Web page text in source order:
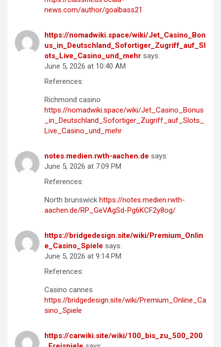
news.com/author/goalbass21
https://nomadwiki.space/wiki/Jet_Casino_Bon
us_in_Deutschland_Sofortiger_Zugriff_auf_Sl
ots_Live_Casino_und_mehr says:
June 5, 2026 at 10:40 AM
References:
Richmond casino
https://nomadwiki.space/wiki/Jet_Casino_Bonus
_in_Deutschland_Sofortiger_Zugriff_auf_Slots_
Live_Casino_und_mehr
notes.medien.rwth-aachen.de says:
June 5, 2026 at 7:09 PM
References:
North brunswick https://notes.medien.rwth-
aachen.de/RP_GeVAgSd-Pg6KCF2y8og/
https://bridgedesign.site/wiki/Premium_Onlin
e_Casino_Spiele says:
June 5, 2026 at 9:14 PM
References:
Casino cannes
https://bridgedesign.site/wiki/Premium_Online_Ca
sino_Spiele
https://carwiki.site/wiki/100_bis_zu_500_200